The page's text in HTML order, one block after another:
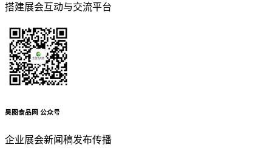
搭建展会互动与交流平台
昊图食品网 公众号
企业展会新闻稿发布传播